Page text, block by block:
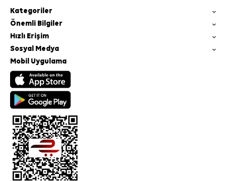
Kategoriler
Önemli Bilgiler
Hızlı Erişim
Sosyal Medya
Mobil Uygulama